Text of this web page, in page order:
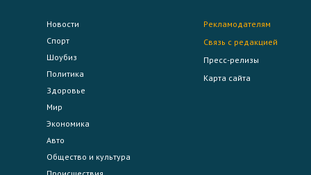
Новости
Спорт
Шоубиз
Политика
Здоровье
Мир
Экономика
Авто
Общество и культура
Рекламодателям
Связь с редакцией
Пресс-релизы
Карта сайта